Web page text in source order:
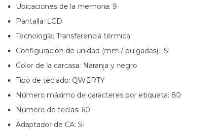
Ubicaciones de la memoria: 9
Pantalla: LCD
Tecnología: Transferencia térmica
Configuración de unidad (mm / pulgadas): Si
Color de la carcasa: Naranja y negro
Tipo de teclado: QWERTY
Número máximo de caracteres por etiqueta: 80
Número de teclas: 60
Adaptador de CA: Si